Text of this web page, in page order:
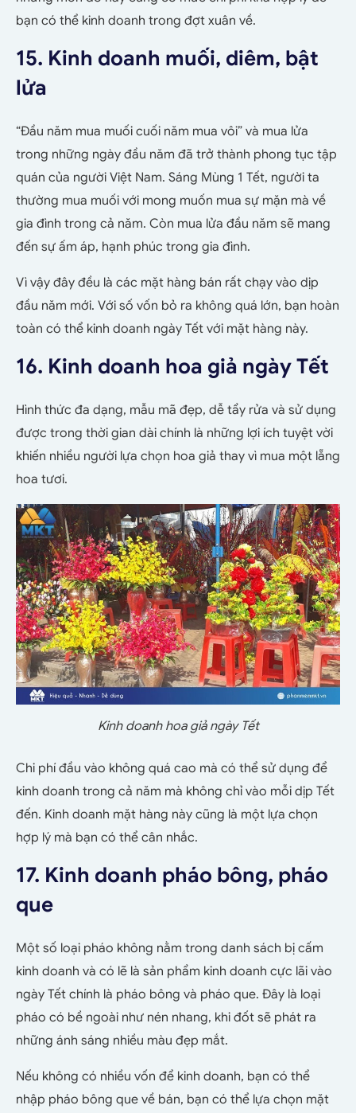
bạn có thể kinh doanh trong đợt xuân về.
15. Kinh doanh muối, diêm, bật
lửa
“Đầu năm mua muối cuối năm mua vôi” và mua lửa
trong những ngày đầu năm đã trở thành phong tục tập
quán của người Việt Nam. Sáng Mùng 1 Tết, người ta
thường mua muối với mong muốn mua sự mặn mà về
gia đình trong cả năm. Còn mua lửa đầu năm sẽ mang
đến sự ấm áp, hạnh phúc trong gia đình.
Vì vậy đây đều là các mặt hàng bán rất chạy vào dịp
đầu năm mới. Với số vốn bỏ ra không quá lớn, bạn hoàn
toàn có thể kinh doanh ngày Tết với mặt hàng này.
16. Kinh doanh hoa giả ngày Tết
Hình thức đa dạng, mẫu mã đẹp, dễ tẩy rửa và sử dụng
được trong thời gian dài chính là những lợi ích tuyệt vời
khiến nhiều người lựa chọn hoa giả thay vì mua một lẵng
hoa tươi.
Kinh doanh hoa giả ngày Tết
Chi phí đầu vào không quá cao mà có thể sử dụng để
kinh doanh trong cả năm mà không chỉ vào mỗi dịp Tết
đến. Kinh doanh mặt hàng này cũng là một lựa chọn
hợp lý mà bạn có thể cân nhắc.
17. Kinh doanh pháo bông, pháo
que
Một số loại pháo không nằm trong danh sách bị cấm
kinh doanh và có lẽ là sản phẩm kinh doanh cực lãi vào
ngày Tết chính là pháo bông và pháo que. Đây là loại
pháo có bề ngoài như nén nhang, khi đốt sẽ phát ra
những ánh sáng nhiều màu đẹp mắt.
Nếu không có nhiều vốn để kinh doanh, bạn có thể
nhập pháo bông que về bán, bạn có thể lựa chọn mặt